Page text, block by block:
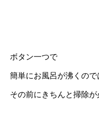
ボタン一つで
簡単にお風呂が沸くので
その前にきちんと掃除が